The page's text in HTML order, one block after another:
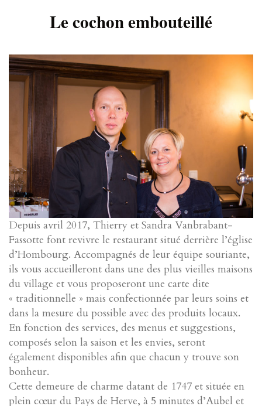
Le cochon embouteillé
Depuis avril 2017, Thierry et Sandra Vanbrabant-
Fassotte font revivre le restaurant situé derrière l’église
d’Hombourg. Accompagnés de leur équipe souriante,
ils vous accueilleront dans une des plus vieilles maisons
du village et vous proposeront une carte dite
« traditionnelle » mais confectionnée par leurs soins et
dans la mesure du possible avec des produits locaux.
En fonction des services, des menus et suggestions,
composés selon la saison et les envies, seront
également disponibles afin que chacun y trouve son
bonheur.
Cette demeure de charme datant de 1747 et située en
plein cœur du Pays de Herve, à 5 minutes d’Aubel et